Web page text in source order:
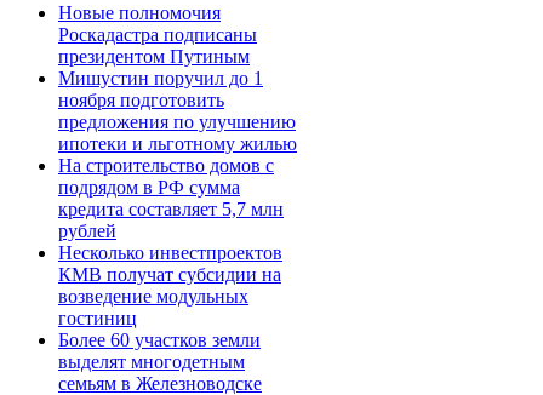
Новые полномочия
Роскадастра подписаны
президентом Путиным
Мишустин поручил до 1
ноября подготовить
предложения по улучшению
ипотеки и льготному жилью
На строительство домов с
подрядом в РФ сумма
кредита составляет 5,7 млн
рублей
Несколько инвестпроектов
КМВ получат субсидии на
возведение модульных
гостиниц
Более 60 участков земли
выделят многодетным
семьям в Железноводске